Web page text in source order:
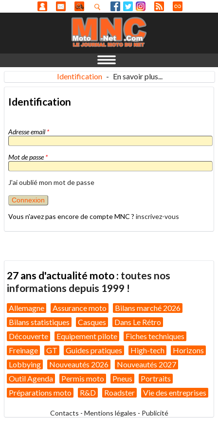
Identification - En savoir plus...
Identification
Adresse email *
Mot de passe*
J'ai oublié mon mot de passe
Vous n'avez pas encore de compte MNC ? inscrivez-vous
27 ans d'actualité moto : toutes nos
informations depuis 1999 !
Allemagne Assurance moto
Bilans marché 2026
Bilans statistiques
Casques
Dans Le Rétro
Découverte
Equipement pilote
Fiches techniques
Freinage
GT Guides pratiques High-tech
Horizons
Lobbying
Nouveautés 2026
Nouveautés 2027
Outil Agenda
Permis moto Pneus
Portraits
Préparations moto
R&D Roadster Vie des entreprises
Contacts - Mentions légales - Publicité